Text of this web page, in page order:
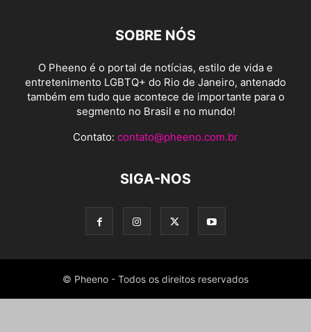
SOBRE NÓS
O Pheeno é o portal de notícias, estilo de vida e
entretenimento LGBTQ+ do Rio de Janeiro, antenado
também em tudo que acontece de importante para o
segmento no Brasil e no mundo!
Contato: contato@pheeno.com.br
SIGA-NOS
© Pheeno - Todos os direitos reservados